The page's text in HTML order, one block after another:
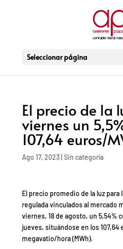
Seleccionar página
El precio de la
viernes un
107,64 euros/
Ago 17, 2023| Sin categoría
El precio promedio de la luz
regulada vinculados al mercado
viernes, 18 de agosto, un 5,54%
jueves, situándose en los 107,64
megavatio/hora (MWh).